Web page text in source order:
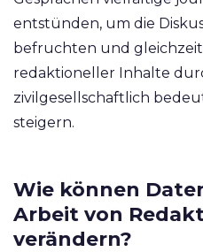
entstünden, um die
befruchten und
redaktioneller Inhalte
zivilgesellschaftlich
steigern.
Wie können
Arbeit von
verändern?